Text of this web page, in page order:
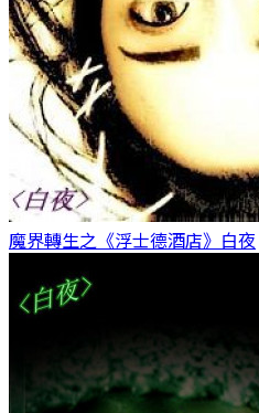
魔界轉生之《浮士德酒店》 白夜